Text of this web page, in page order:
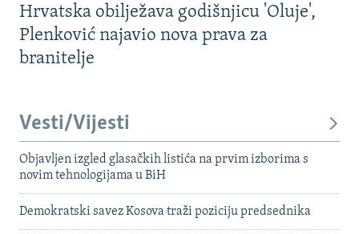
Hrvatska obilježava godišnjicu 'Oluje',
Plenković najavio nova prava za
branitelje
Vesti/Vijesti
Objavljen izgled glasačkih listića na prvim izborima s
novim tehnologijama u BiH
Demokratski savez Kosova traži poziciju predsednika